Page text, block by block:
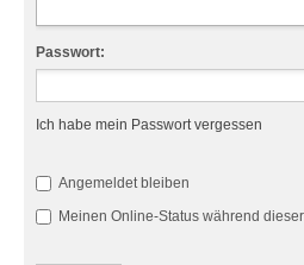
Passwort:
Ich habe mein Passwort vergessen
Angemeldet bleiben
Meinen Online-Status während